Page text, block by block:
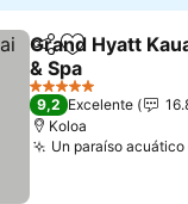
CompartirAgregar a
Grand Hyatt
& Spa
5 Estrellas
9,2 Excelente
Koloa
Un paraíso